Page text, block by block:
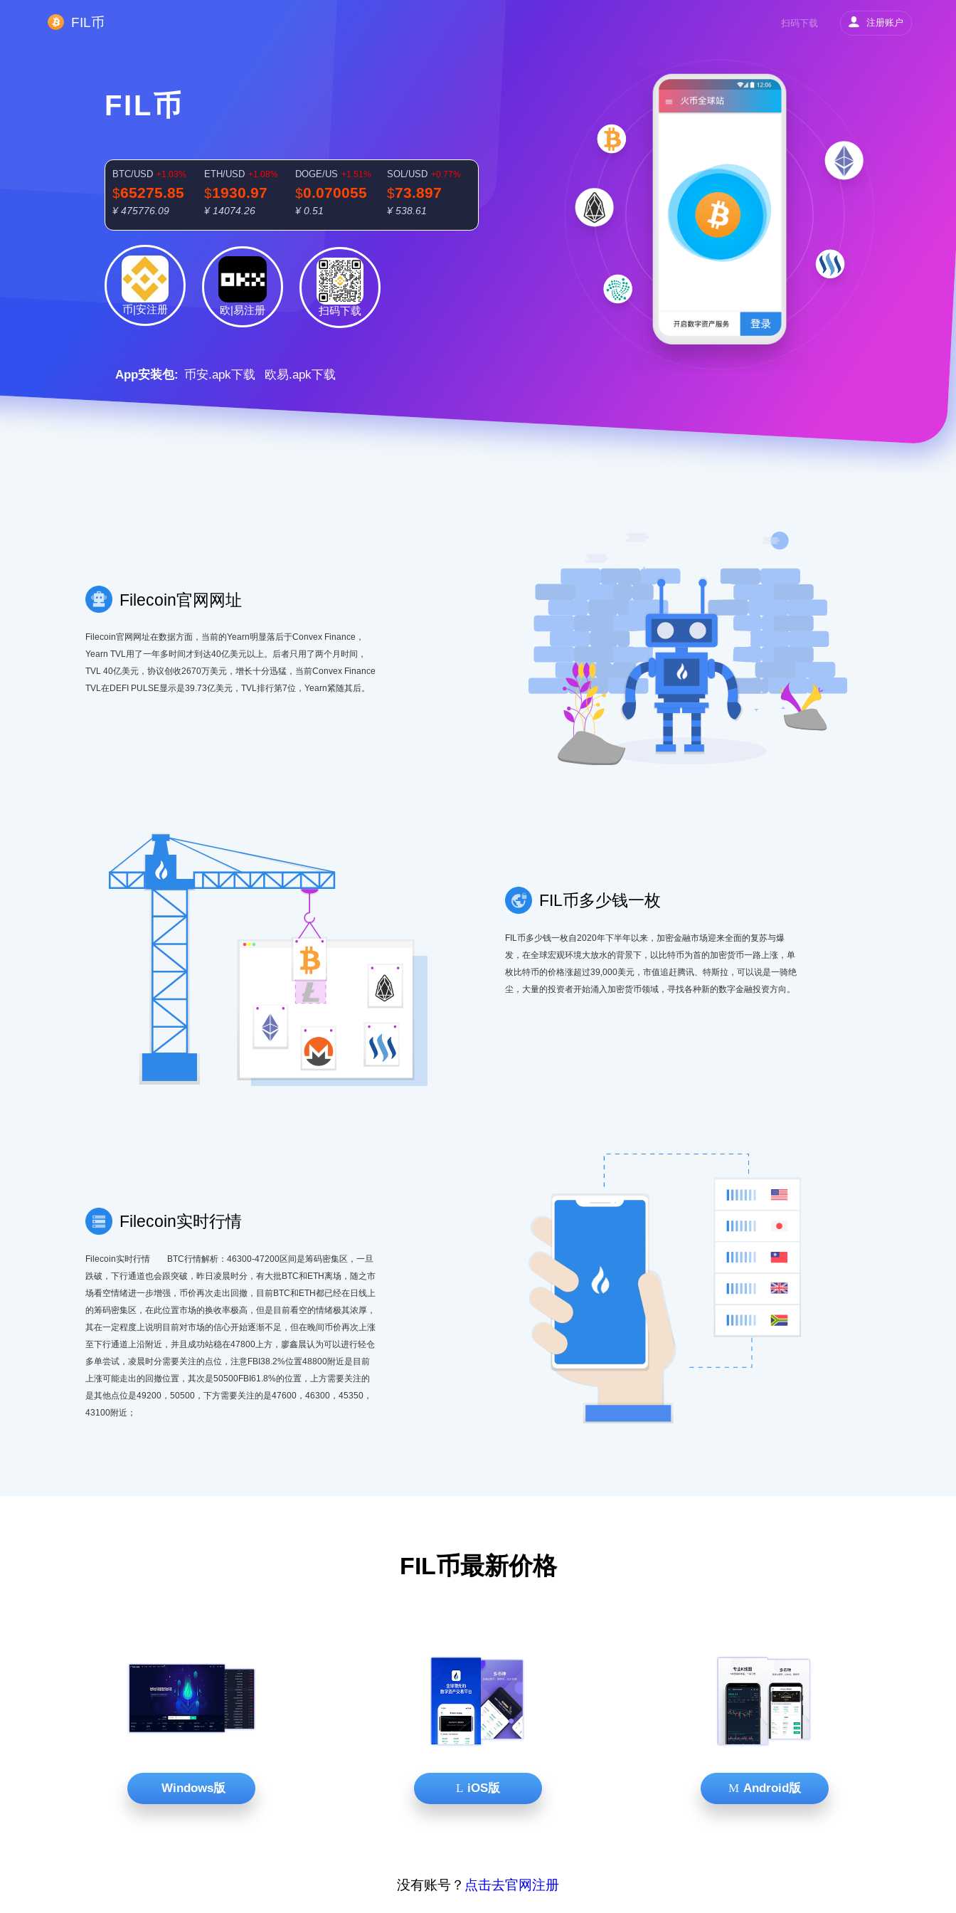
FIL币 扫码下载 注册账户
FIL币
BTC/USD +1.03%
$65275.85
¥ 475776.09
ETH/USD +1.08%
$1930.97
¥ 14074.26
DOGE/US +1.51%
$0.070055
¥ 0.51
SOL/USD +0.77%
$73.897
¥ 538.61
币|安注册 欧|易注册 扫码下载
App安装包: 币安.apk下载 欧易.apk下载
Filecoin官网网址
Filecoin官网网址在数据方面，当前的Yearn明显落后于Convex Finance，
Yearn TVL用了一年多时间才到达40亿美元以上。后者只用了两个月时间，
TVL 40亿美元，协议创收2670万美元，增长十分迅猛，当前Convex Finance
TVL在DEFI PULSE显示是39.73亿美元，TVL排行第7位，Yearn紧随其后。
FIL币多少钱一枚
FIL币多少钱一枚自2020年下半年以来，加密金融市场迎来全面的复苏与爆
发，在全球宏观环境大放水的背景下，以比特币为首的加密货币一路上涨，单
枚比特币的价格涨超过39,000美元，市值追赶腾讯、特斯拉，可以说是一骑绝
尘，大量的投资者开始涌入加密货币领域，寻找各种新的数字金融投资方向。
Filecoin实时行情
Filecoin实时行情 BTC行情解析：46300-47200区间是筹码密集区，一旦
跌破，下行通道也会跟突破，昨日凌晨时分，有大批BTC和ETH离场，随之市
场看空情绪进一步增强，币价再次走出回撤，目前BTC和ETH都已经在日线上
的筹码密集区，在此位置市场的换收率极高，但是目前看空的情绪极其浓厚，
其在一定程度上说明目前对市场的信心开始逐渐不足，但在晚间币价再次上涨
至下行通道上沿附近，并且成功站稳在47800上方，廖鑫晨认为可以进行轻仓
多单尝试，凌晨时分需要关注的点位，注意FBI38.2%位置48800附近是目前
上涨可能走出的回撤位置，其次是50500FBI61.8%的位置，上方需要关注的
是其他点位是49200，50500，下方需要关注的是47600，46300，45350，
43100附近；
FIL币最新价格
Windows版 iOS版 Android版
没有账号？ 点击去官网注册